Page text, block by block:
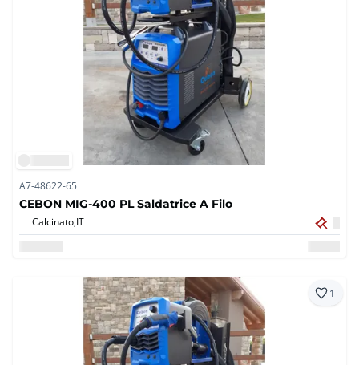
A7-48622-65
CEBON MIG-400 PL Saldatrice A Filo
Calcinato,IT
1